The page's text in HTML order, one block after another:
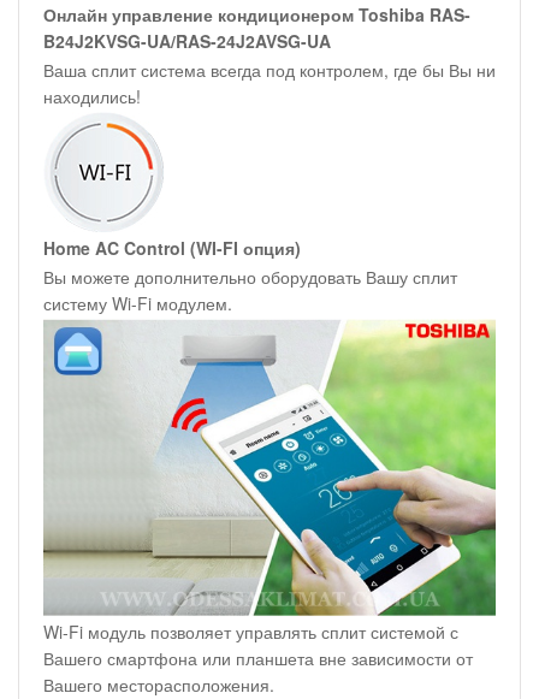
Онлайн управление кондиционером Toshiba RAS-
B24J2KVSG-UA/RAS-24J2AVSG-UA
Ваша сплит система всегда под контролем, где бы Вы ни
находились!
Home AC Control (WI-FI опция)
Вы можете дополнительно оборудовать Вашу сплит
систему Wi-Fi модулем.
Wi-Fi модуль позволяет управлять сплит системой с
Вашего смартфона или планшета вне зависимости от
Вашего месторасположения.